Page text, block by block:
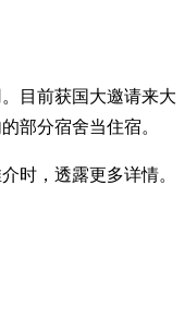
目前获国大邀请来大
部分宿舍当住宿。
时，透露更多详情。